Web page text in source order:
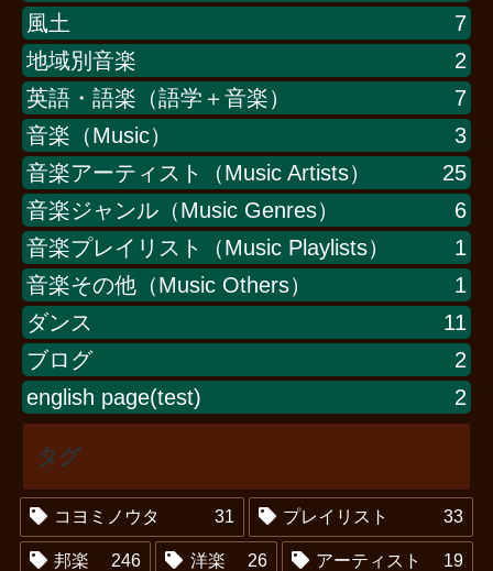
風土
7
地域別音楽
2
英語・語楽（語学＋音楽）
7
音楽（Music）
3
音楽アーティスト（Music Artists）
25
音楽ジャンル（Music Genres）
6
音楽プレイリスト（Music Playlists）
1
音楽その他（Music Others）
1
ダンス
11
ブログ
2
english page(test)
2
タグ
コヨミノウタ 31 プレイリスト 33
邦楽 246 洋楽 26 アーティスト 19